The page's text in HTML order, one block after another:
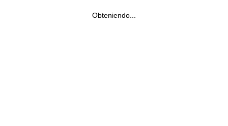
Obteniendo...